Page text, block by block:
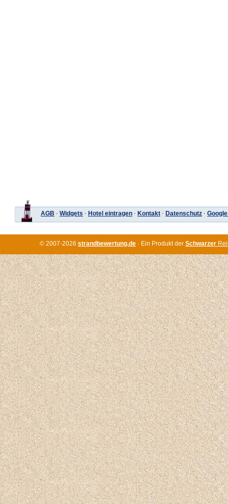
AGB · Widgets · Hotel eintragen · Kontakt · Datenschutz ·
© 2007-2026 strandbewertung.de · Ein Produkt der Schwarzer